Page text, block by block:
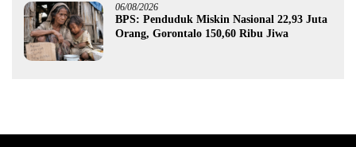
06/08/2026
BPS: Penduduk Miskin Nasional 22,93 Juta
Orang, Gorontalo 150,60 Ribu Jiwa